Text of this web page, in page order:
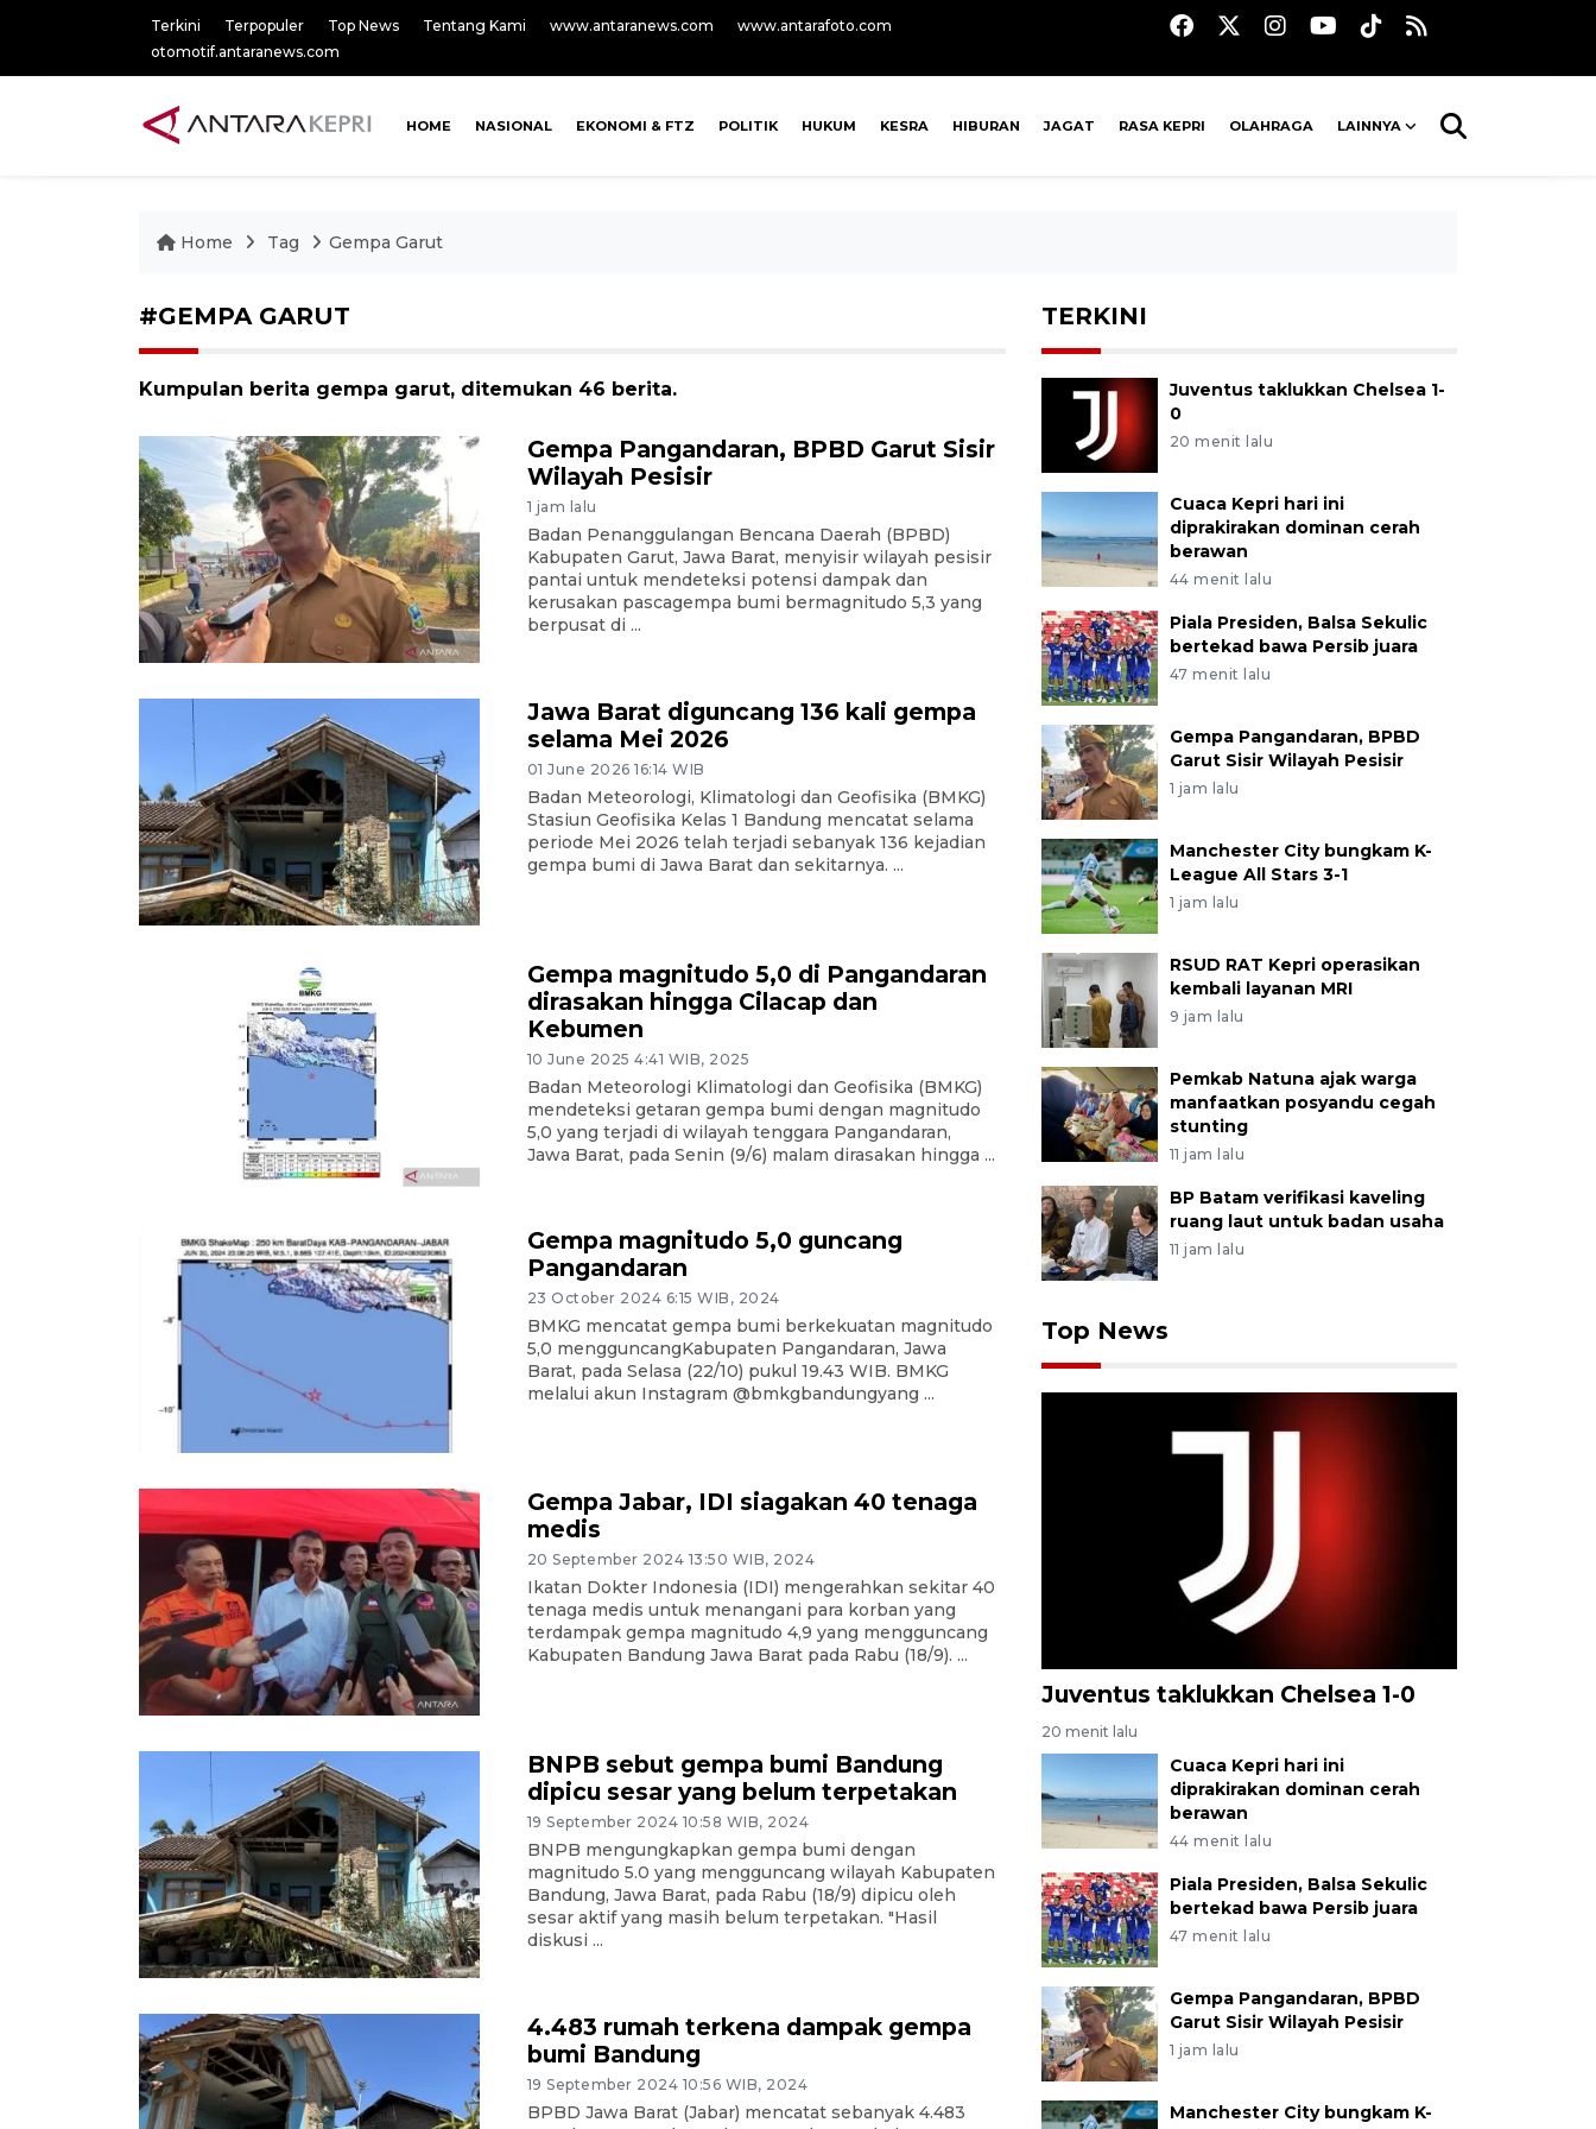
Terkini Terpopuler Top News Tentang Kami www.antaranews.com
www.antarafoto.com
otomotif.antaranews.com
HOME NASIONAL EKONOMI & FTZ POLITIK HUKUM KESRA HIBURAN JAGAT RASA KEPRI OLAHRAGA LAINNYA
Home Tag Gempa Garut
#GEMPA GARUT
Kumpulan berita gempa garut, ditemukan 46 berita.
Gempa Pangandaran, BPBD Garut Sisir
Wilayah Pesisir
1 jam lalu
Badan Penanggulangan Bencana Daerah (BPBD)
Kabupaten Garut, Jawa Barat, menyisir wilayah pesisir
pantai untuk mendeteksi potensi dampak dan
kerusakan pascagempa bumi bermagnitudo 5,3 yang
berpusat di ...
Jawa Barat diguncang 136 kali gempa
selama Mei 2026
01 June 2026 16:14 WIB
Badan Meteorologi, Klimatologi dan Geofisika (BMKG)
Stasiun Geofisika Kelas 1 Bandung mencatat selama
periode Mei 2026 telah terjadi sebanyak 136 kejadian
gempa bumi di Jawa Barat dan sekitarnya. ...
Gempa magnitudo 5,0 di Pangandaran
dirasakan hingga Cilacap dan
Kebumen
10 June 2025 4:41 WIB, 2025
Badan Meteorologi Klimatologi dan Geofisika (BMKG)
mendeteksi getaran gempa bumi dengan magnitudo
5,0 yang terjadi di wilayah tenggara Pangandaran,
Jawa Barat, pada Senin (9/6) malam dirasakan hingga ...
Gempa magnitudo 5,0 guncang
Pangandaran
23 October 2024 6:15 WIB, 2024
BMKG mencatat gempa bumi berkekuatan magnitudo
5,0 mengguncangKabupaten Pangandaran, Jawa
Barat, pada Selasa (22/10) pukul 19.43 WIB. BMKG
melalui akun Instagram @bmkgbandungyang ...
Gempa Jabar, IDI siagakan 40 tenaga
medis
20 September 2024 13:50 WIB, 2024
Ikatan Dokter Indonesia (IDI) mengerahkan sekitar 40
tenaga medis untuk menangani para korban yang
terdampak gempa magnitudo 4,9 yang mengguncang
Kabupaten Bandung Jawa Barat pada Rabu (18/9). ...
BNPB sebut gempa bumi Bandung
dipicu sesar yang belum terpetakan
19 September 2024 10:58 WIB, 2024
BNPB mengungkapkan gempa bumi dengan
magnitudo 5.0 yang mengguncang wilayah Kabupaten
Bandung, Jawa Barat, pada Rabu (18/9) dipicu oleh
sesar aktif yang masih belum terpetakan. "Hasil
diskusi ...
4.483 rumah terkena dampak gempa
bumi Bandung
19 September 2024 10:56 WIB, 2024
BPBD Jawa Barat (Jabar) mencatat sebanyak 4.483
TERKINI
Juventus taklukkan Chelsea 1-
0
20 menit lalu
Cuaca Kepri hari ini
diprakirakan dominan cerah
berawan
44 menit lalu
Piala Presiden, Balsa Sekulic
bertekad bawa Persib juara
47 menit lalu
Gempa Pangandaran, BPBD
Garut Sisir Wilayah Pesisir
1 jam lalu
Manchester City bungkam K-
League All Stars 3-1
1 jam lalu
RSUD RAT Kepri operasikan
kembali layanan MRI
9 jam lalu
Pemkab Natuna ajak warga
manfaatkan posyandu cegah
stunting
11 jam lalu
BP Batam verifikasi kaveling
ruang laut untuk badan usaha
11 jam lalu
Top News
Juventus taklukkan Chelsea 1-0
20 menit lalu
Cuaca Kepri hari ini
diprakirakan dominan cerah
berawan
44 menit lalu
Piala Presiden, Balsa Sekulic
bertekad bawa Persib juara
47 menit lalu
Gempa Pangandaran, BPBD
Garut Sisir Wilayah Pesisir
1 jam lalu
Manchester City bungkam K-